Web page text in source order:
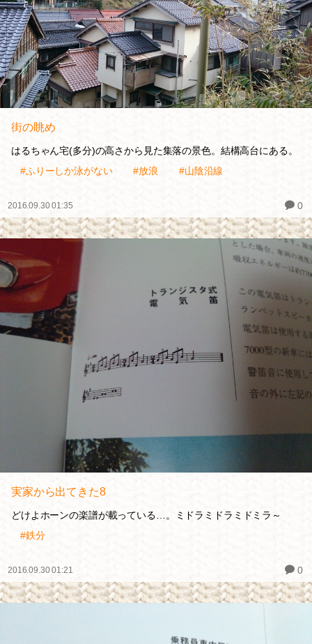
街の眺め
はるちゃん宅(多分)の高さから見た集落の景色。結構高台にある。
#ふりーしか泳がない
#放浪 #山陰沿線
2016.09.30 01:35 0
実家から出てきた8
どけよホーンの楽譜が載っている…。ミドラミドラミドミラ～
#鉄分
2016.09.30 01:21 0